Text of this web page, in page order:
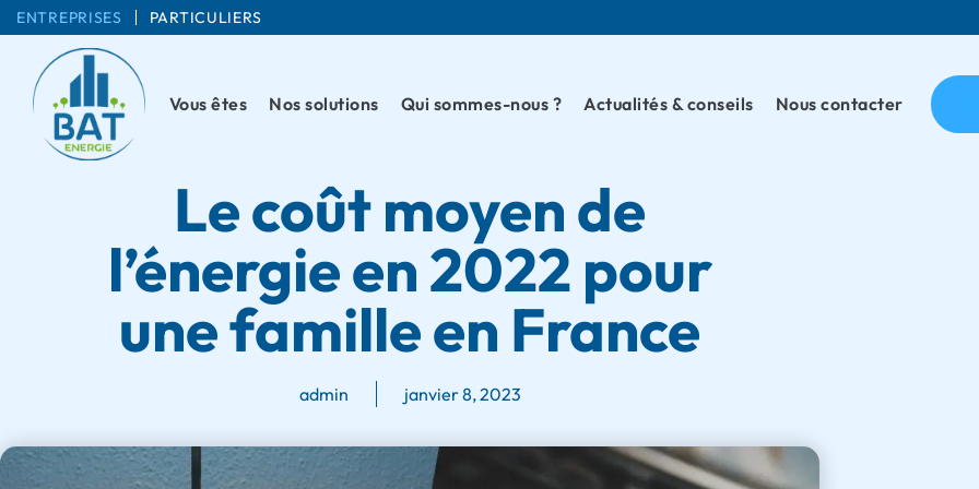
ENTREPRISES PARTICULIERS
Vous êtes Nos solutions Qui sommes-nous ? Actualités & conseils Nous contacter
Le coût moyen de
l’énergie en 2022 pour
une famille en France
admin janvier 8, 2023